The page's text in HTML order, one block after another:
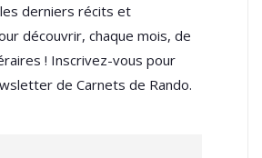
derniers récits et
découvrir, chaque mois, de
! Inscrivez-vous pour
de Carnets de Rando.